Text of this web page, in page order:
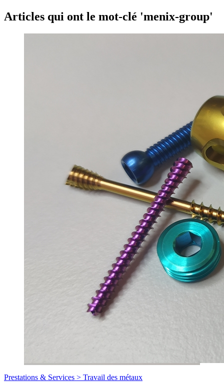
Articles qui ont le mot-clé 'menix-group'
Prestations & Services > Travail des métaux